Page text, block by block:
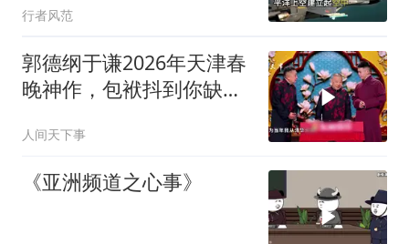
行者风范
郭德纲于谦2026年天津春
晚神作，包袱抖到你缺氧
人间天下事
《亚洲频道之心事》